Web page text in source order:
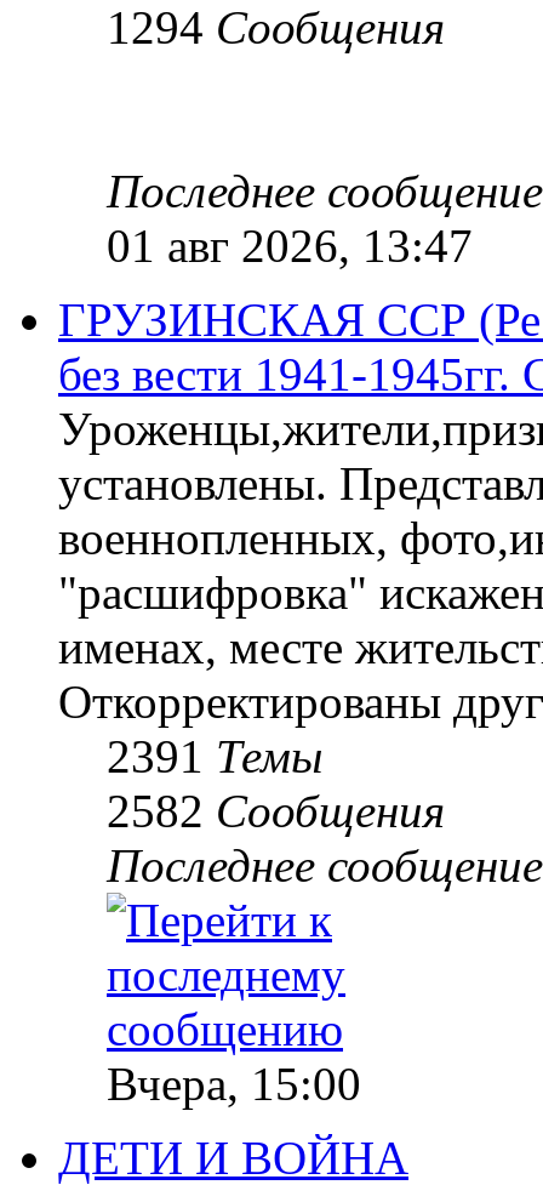
1294 Сообщения
Последнее сообщение
01 авг 2026, 13:47
ГРУЗИНСКАЯ ССР
без вести 1941-
установлены.
военнопленных,
"расшифровка"
именах, месте
Откорректированы
2391 Темы
2582 Сообщения
Последнее сообщение
Вчера, 15:00
ДЕТИ И ВОЙНА